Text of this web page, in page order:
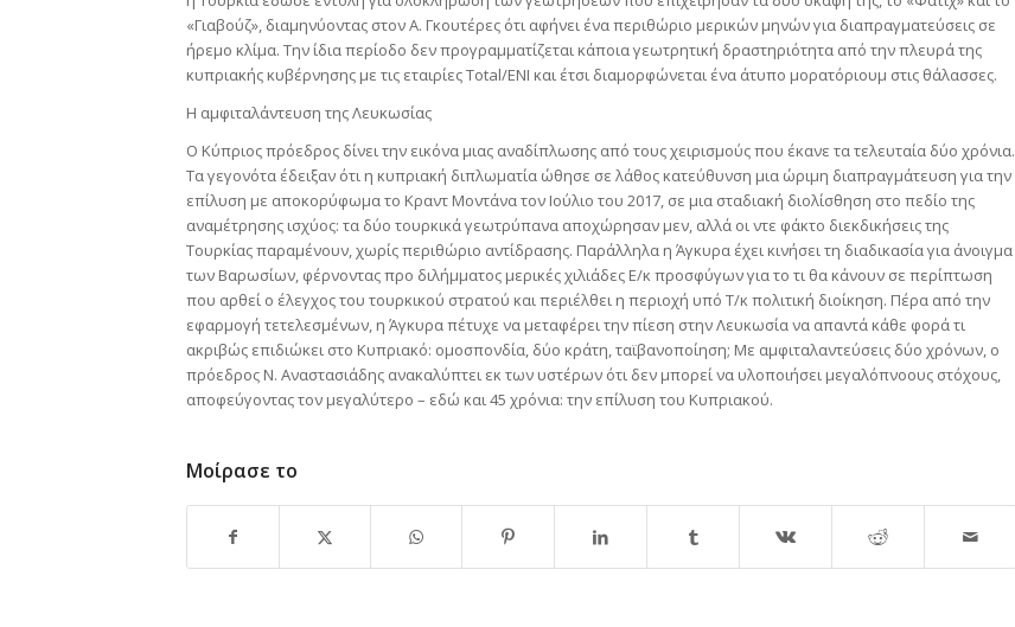
«Γιαβούζ», διαμηνύοντας στον Α. Γκουτέρες ότι αφήνει ένα περιθώριο μερικών μηνών για διαπραγματεύσεις σε
ήρεμο κλίμα. Την ίδια περίοδο δεν προγραμματίζεται κάποια γεωτρητική δραστηριότητα από την πλευρά της
κυπριακής κυβέρνησης με τις εταιρίες Total/ENI και έτσι διαμορφώνεται ένα άτυπο μορατόριουμ στις θάλασσες.
Η αμφιταλάντευση της Λευκωσίας
Ο Κύπριος πρόεδρος δίνει την εικόνα μιας αναδίπλωσης από τους χειρισμούς που έκανε τα τελευταία δύο χρόνια.
Τα γεγονότα έδειξαν ότι η κυπριακή διπλωματία ώθησε σε λάθος κατεύθυνση μια ώριμη διαπραγμάτευση για την
επίλυση με αποκορύφωμα το Κραντ Μοντάνα τον Ιούλιο του 2017, σε μια σταδιακή διολίσθηση στο πεδίο της
αναμέτρησης ισχύος: τα δύο τουρκικά γεωτρύπανα αποχώρησαν μεν, αλλά οι ντε φάκτο διεκδικήσεις της
Τουρκίας παραμένουν, χωρίς περιθώριο αντίδρασης. Παράλληλα η Άγκυρα έχει κινήσει τη διαδικασία για άνοιγμα
των Βαρωσίων, φέρνοντας προ διλήμματος μερικές χιλιάδες Ε/κ προσφύγων για το τι θα κάνουν σε περίπτωση
που αρθεί ο έλεγχος του τουρκικού στρατού και περιέλθει η περιοχή υπό Τ/κ πολιτική διοίκηση. Πέρα από την
εφαρμογή τετελεσμένων, η Άγκυρα πέτυχε να μεταφέρει την πίεση στην Λευκωσία να απαντά κάθε φορά τι
ακριβώς επιδιώκει στο Κυπριακό: ομοσπονδία, δύο κράτη, ταϊβανοποίηση; Με αμφιταλαντεύσεις δύο χρόνων, ο
πρόεδρος Ν. Αναστασιάδης ανακαλύπτει εκ των υστέρων ότι δεν μπορεί να υλοποιήσει μεγαλόπνοους στόχους,
αποφεύγοντας τον μεγαλύτερο – εδώ και 45 χρόνια: την επίλυση του Κυπριακού.
Μοίρασε το